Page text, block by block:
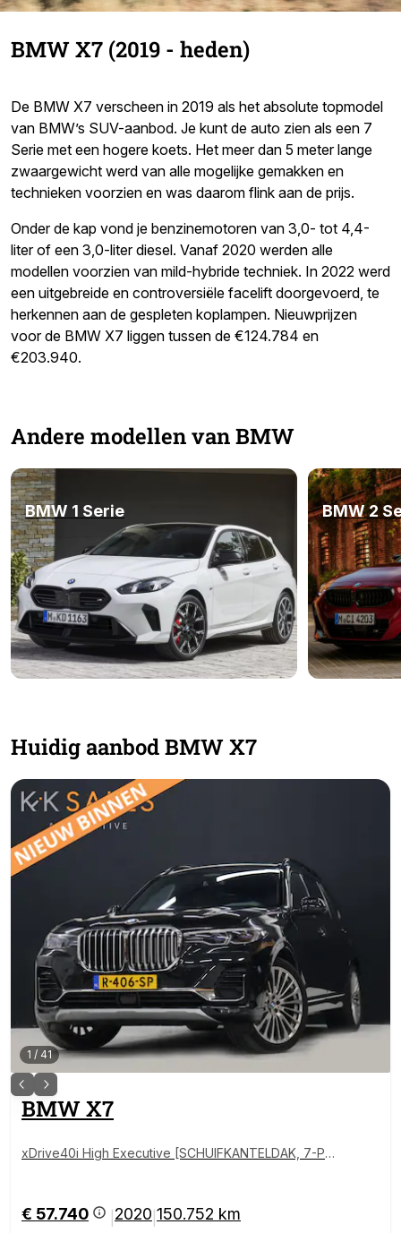
BMW X7 (2019 - heden)
De BMW X7 verscheen in 2019 als het absolute topmodel
van BMW’s SUV-aanbod. Je kunt de auto zien als een 7
Serie met een hogere koets. Het meer dan 5 meter lange
zwaargewicht werd van alle mogelijke gemakken en
technieken voorzien en was daarom flink aan de prijs.
Onder de kap vond je benzinemotoren van 3,0- tot 4,4-
liter of een 3,0-liter diesel. Vanaf 2020 werden alle
modellen voorzien van mild-hybride techniek. In 2022 werd
een uitgebreide en controversiële facelift doorgevoerd, te
herkennen aan de gespleten koplampen. Nieuwprijzen
voor de BMW X7 liggen tussen de €124.784 en
€203.940.
Andere modellen van BMW
BMW 1 Serie BMW 2
Huidig aanbod BMW X7
1 / 41
BMWX7
xDrive40i High Executive [SCHUIFKANTELDAK, 7-PE
GESTOELEN, MEMORY SEATS, STOELVERWARMING
V+A, VOL LEDER, CAMERA, ELEKTRISCHE ACHTER
€ 57.740 2020 150.752 km